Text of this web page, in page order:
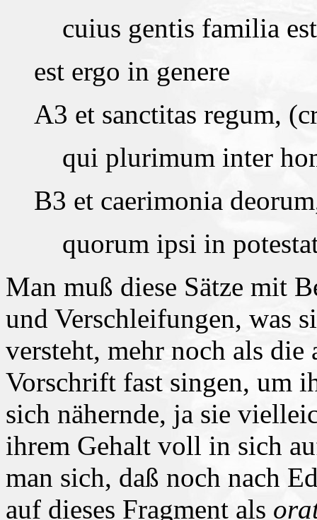
cuius gentis familia
est ergo in genere
A3 et sanctitas regum,
qui plurimum inter
B3 et caerimonia
quorum ipsi in
Man muß diese Sätze mit
und Verschleifungen, was
versteht, mehr noch als die
Vorschrift fast singen, um
sich nähernde, ja sie
ihrem Gehalt voll in sich
man sich, daß noch nach
auf dieses Fragment als